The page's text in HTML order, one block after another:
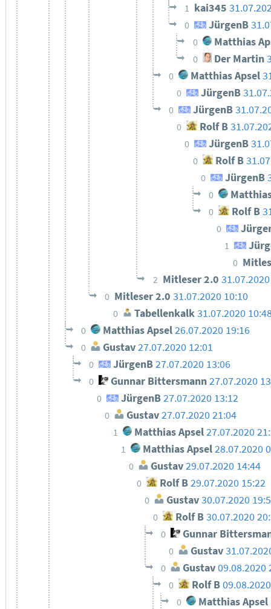
1 kai345
0 JürgenB
0 Matthias
0 Der Martin
0 Matthias Apsel
0 JürgenB
0 JürgenB
0 Rolf B
0 JürgenB
0 Rolf B
0 JürgenB
0
0 Rolf B
0
1
0
2 Mitleser 2.0
0 Mitleser 2.031.07.2020 10:10
0 Tabellenkalk31.07.2020
0 Matthias Apsel 26.07.2020 19:16
0 Gustav 27.07.2020 12:01
0 JürgenB27.07.2020 13:06
0 Gunnar Bittersmann27.07.2020
0 JürgenB27.07.2020 13:12
0 Gustav27.07.2020 21:04
1 Matthias Apsel27.07.2020
1 Matthias Apsel 28.07.2020
0 Gustav29.07.2020 14:44
0 Rolf B29.07.2020 15:22
0 Gustav30.07.2020
0 Rolf B30.07.2020
0 Gunnar
0 Gustav
0 Gustav 09.08.2020
0 Rolf B
0 Matthias Apsel